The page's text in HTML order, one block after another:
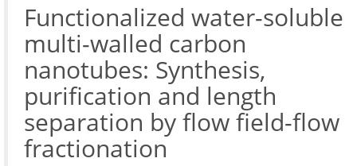
Functionalized water-soluble
multi-walled carbon
nanotubes: Synthesis,
purification and length
separation by flow field-flow
fractionation